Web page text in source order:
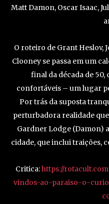
Matt Damon, Oscar Isaac,
O roteiro de Grant Heslov,
Clooney se passa em um
final da década de 50,
confortáveis – um lugar
Por trás da suposta
perturbadora realidade
Gardner Lodge (Damon)
cidade, que inclui traições,
Critica:https://
vindos-ao-paraiso-o-